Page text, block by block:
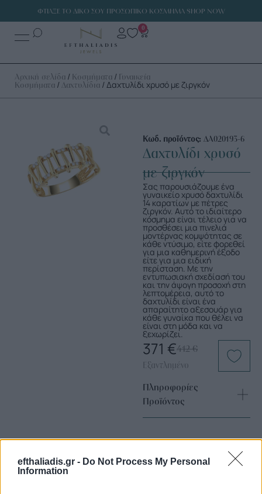
efthaliadis.gr - Do Not Process My Personal
Information
ΦΤΙΑΞΕ ΤΟ ΔΙΚΟ ΣΟΥ ΠΡΟΣΩΠΙΚΟ ΚΟΣΜΗΜΑ SHOP NOW
0
Αρχική σελίδα / Κοσμήματα / Γυναικεία
Κοσμήματα / Δαχτυλίδια / Δαχτυλίδι χρυσό με ζιργκόν
Κωδ. προϊόντος: ΔΑ020193-6
Δαχτυλίδι χρυσό
με ζιργκόν
Σας παρουσιάζουμε ένα
γυναικείο χρυσό δαχτυλίδι
14 καρατίων με πέτρες
ζιργκόν. Αυτό το ιδιαίτερο
κόσμημα είναι τέλειο για να
προσθέσει μια πινελιά
μοντέρνας κομψότητας σε
κάθε ντύσιμο, είτε φορεθεί
για μια καθημερινή έξοδο
είτε για μια ειδική
περίσταση. Με την
εντυπωσιακή σχεδίασή του
και την άψογη προσοχή στη
λεπτομέρεια, αυτό το
δαχτυλίδι είναι ένα
απαραίτητο αξεσουάρ για
κάθε γυναίκα που θέλει να
είναι στη μόδα και να
ξεχωρίζει.
412€
371 €
Εξαντλημένο
Πληροφορίες
Προϊόντος